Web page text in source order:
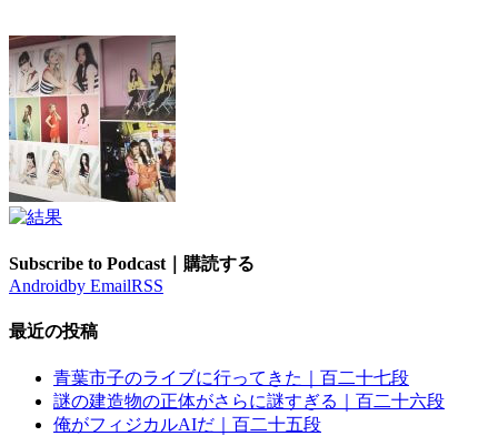
Subscribe to Podcast｜購読する
Androidby EmailRSS
最近の投稿
青葉市子のライブに行ってきた｜百二十七段
謎の建造物の正体がさらに謎すぎる｜百二十六段
俺がフィジカルAIだ｜百二十五段